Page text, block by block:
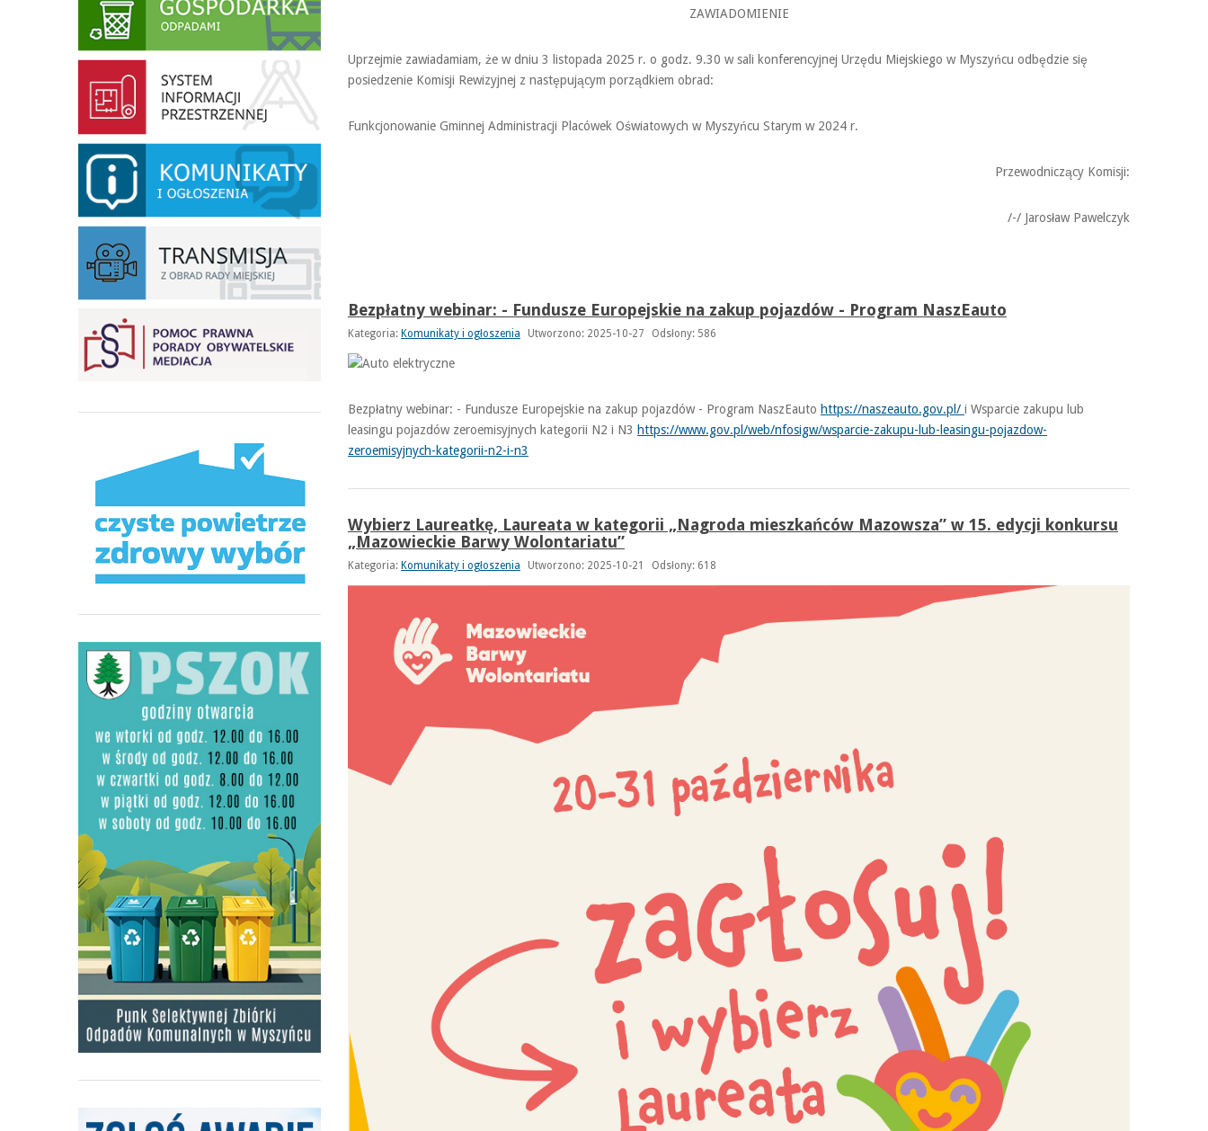
ZAWIADOMIENIE
Uprzejmie zawiadamiam, że w dniu 3 listopada 2025 r. o godz. 9.30 w sali konferencyjnej Urzędu Miejskiego w Myszyńcu odbędzie się
posiedzenie Komisji Rewizyjnej z następującym porządkiem obrad:
Funkcjonowanie Gminnej Administracji Placówek Oświatowych w Myszyńcu Starym w 2024 r.
Przewodniczący Komisji:
/-/ Jarosław Pawelczyk
Bezpłatny webinar: - Fundusze Europejskie na zakup pojazdów - Program NaszEauto
Kategoria: Komunikaty i ogłoszenia Utworzono: 2025-10-27 Odsłony: 586
Bezpłatny webinar: - Fundusze Europejskie na zakup pojazdów - Program NaszEauto https://naszeauto.gov.pl/ i Wsparcie zakupu lub
leasingu pojazdów zeroemisyjnych kategorii N2 i N3 https://www.gov.pl/web/nfosigw/wsparcie-zakupu-lub-leasingu-pojazdow-
zeroemisyjnych-kategorii-n2-i-n3
Wybierz Laureatkę, Laureata w kategorii „Nagroda mieszkańców Mazowsza” w 15. edycji konkursu
„Mazowieckie Barwy Wolontariatu”
Kategoria: Komunikaty i ogłoszenia Utworzono: 2025-10-21 Odsłony: 618